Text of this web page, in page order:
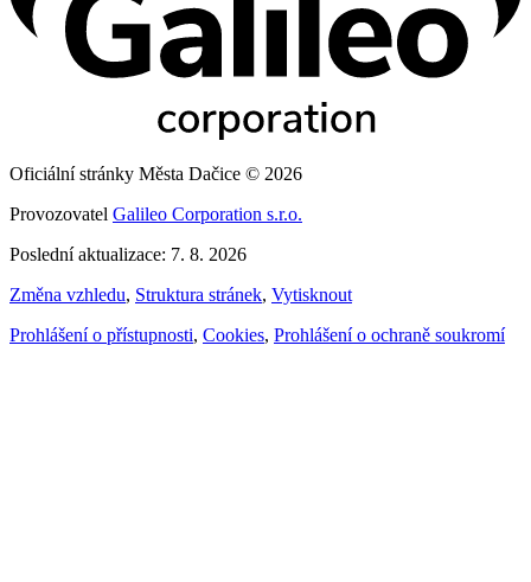
Oficiální stránky Města Dačice © 2026
Provozovatel Galileo Corporation s.r.o.
Poslední aktualizace: 7. 8. 2026
Změna vzhledu, Struktura stránek, Vytisknout
Prohlášení o přístupnosti, Cookies, Prohlášení o ochraně soukromí